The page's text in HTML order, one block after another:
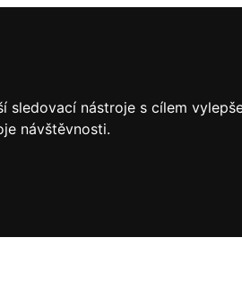
nástroje s cílem
návštěvnosti.